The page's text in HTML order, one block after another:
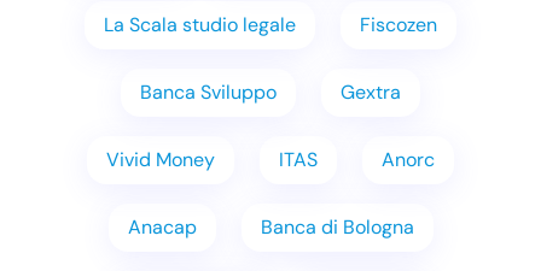
La Scala studio legale Fiscozen
Banca Sviluppo Gextra
Vivid Money ITAS Anorc
Anacap Banca di Bologna